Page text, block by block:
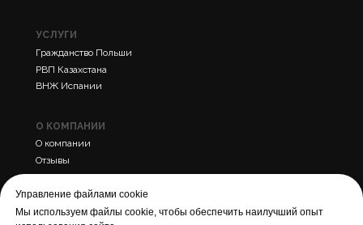
О КОМПАНИИ
О компании
Отзывы
Контакты
ПРОЧЕЕ
УСЛУГИ
Гражданство Польши
РВП Казахстана
ВНЖ Испании
Управление файлами cookie
Мы используем файлы cookie, чтобы обеспечить наилучший опыт